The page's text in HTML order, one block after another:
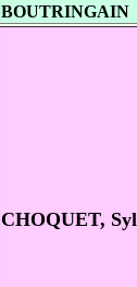
BOUTRINGAIN
CHOQUET,